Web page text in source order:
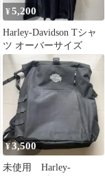
¥5,200
Harley-Davidson Tシャ
ツ オーバーサイズ
¥3,500
未使用 Harley-